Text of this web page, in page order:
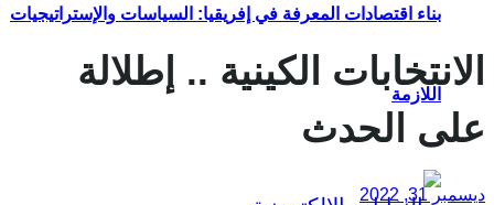
بناء اقتصادات المعرفة في إفريقيا: السياسات والإستراتيجيات
اللازمة
الانتخابات الكينية .. إطلالة
على الحدث
ديسمبر 31, 2022